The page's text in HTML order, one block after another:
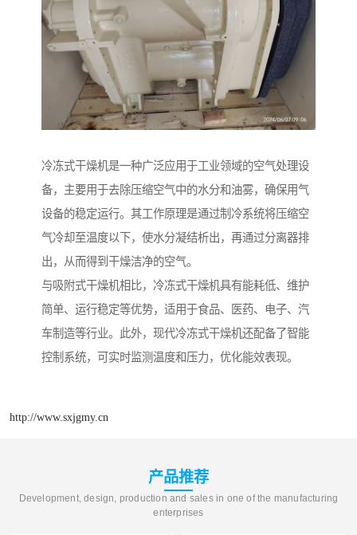
冷冻式干燥机是一种广泛应用于工业领域的空气处理设
备，主要用于去除压缩空气中的水分和油雾，确保用气
设备的稳定运行。其工作原理是通过制冷系统将压缩空
气冷却至温度以下，使水分凝结析出，再通过分离器排
出，从而得到干燥洁净的空气。
与吸附式干燥机相比，冷冻式干燥机具有能耗低、维护
简单、运行稳定等优势，适用于食品、医药、电子、汽
车制造等行业。此外，现代冷冻式干燥机还配备了智能
控制系统，可实时监测温度和压力，优化能效表现。
http://www.sxjgmy.cn
产品推荐
Development, design, production and sales in one of the manufacturing
enterprises